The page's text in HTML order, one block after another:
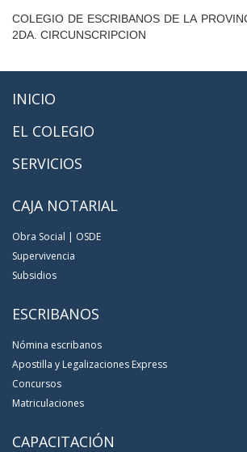
COLEGIO DE ESCRIBANOS DE LA
2DA. CIRCUNSCRIPCION
INICIO
EL COLEGIO
SERVICIOS
CAJA NOTARIAL
Obra Social | OSDE
Supervivencia
Subsidios
ESCRIBANOS
Nómina escribanos
Apostilla y Legalizaciones Express
Concursos
Matriculaciones
CAPACITACIÓN